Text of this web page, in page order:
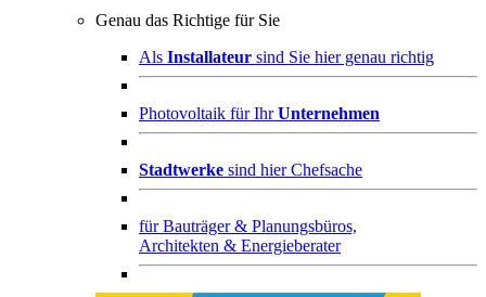
Genau das Richtige für Sie
Als Installateur sind Sie hier genau richtig
Photovoltaik für IhrUnternehmen
Stadtwerke sind hier Chefsache
fürBauträger & Planungsbüros,
Architekten & Energieberater